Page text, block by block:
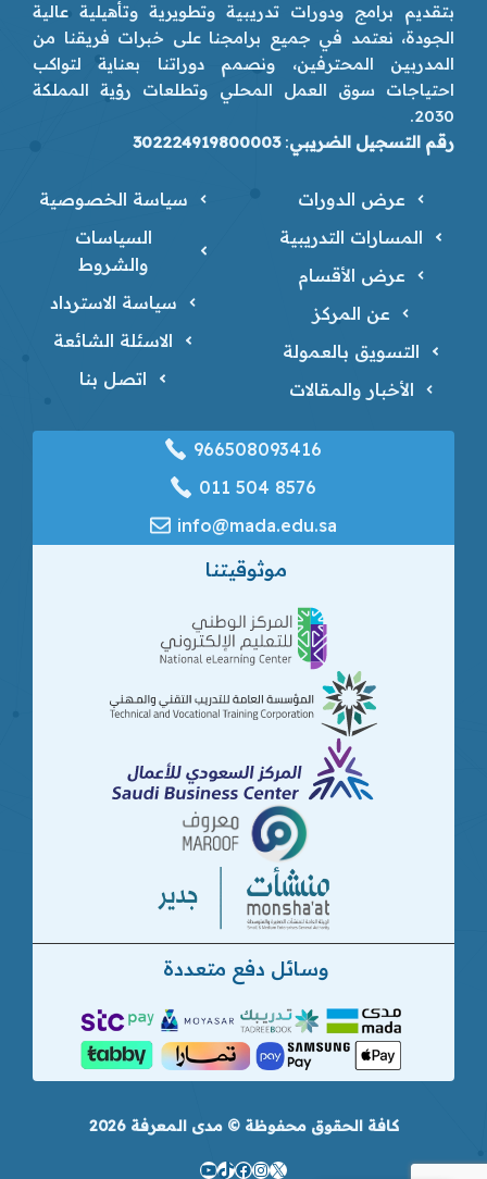
بتقديم برامج ودورات تدريبية وتطويرية وتأهيلية عالية
الجودة، نعتمد في جميع برامجنا على خبرات فريقنا من
المدربين المحترفين، ونصمم دوراتنا بعناية لتواكب
احتياجات سوق العمل المحلي وتطلعات رؤية المملكة
2030.
رقم التسجيل الضريبي:
302224919800003
عرض الدورات
المسارات التدريبية
عرض الأقسام
عن المركز
التسويق بالعمولة
الأخبار والمقالات
سياسة الخصوصية
السياسات
والشروط
سياسة الاسترداد
الاسئلة الشائعة
اتصل بنا
966508093416
‎011 504 8576
info@mada.edu.sa
موثوقيتنا
وسائل دفع متعددة
كافة الحقوق محفوظة © مدى المعرفة 2026